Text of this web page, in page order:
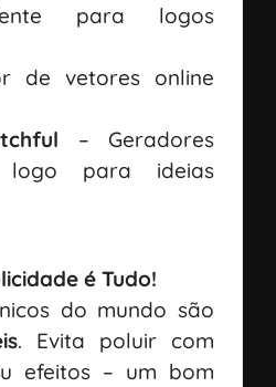
para logos
de vetores online
– Geradores
logo para ideias
é Tudo!
do mundo são
. Evita poluir com
efeitos – um bom